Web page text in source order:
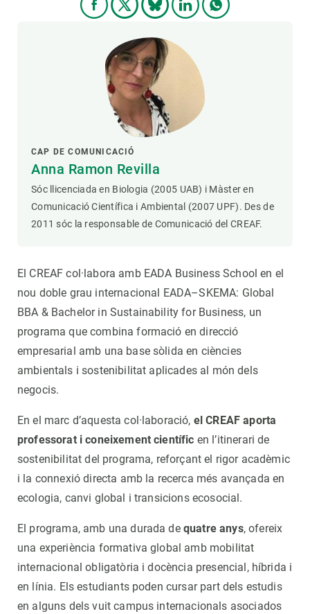
CAP DE COMUNICACIÓ
Anna Ramon Revilla
Sóc llicenciada en Biologia (2005 UAB) i Màster en
Comunicació Científica i Ambiental (2007 UPF). Des de
2011 sóc la responsable de Comunicació del CREAF.
El CREAF col·labora amb EADA Business School en el
nou doble grau internacional EADA–SKEMA: Global
BBA & Bachelor in Sustainability for Business, un
programa que combina formació en direcció
empresarial amb una base sòlida en ciències
ambientals i sostenibilitat aplicades al món dels
negocis.
En el marc d’aquesta col·laboració, el CREAF aporta
professorat i coneixement científic en l’itinerari de
sostenibilitat del programa, reforçant el rigor acadèmic
i la connexió directa amb la recerca més avançada en
ecologia, canvi global i transicions ecosocial.
El programa, amb una durada de quatre anys, ofereix
una experiència formativa global amb mobilitat
internacional obligatòria i docència presencial, híbrida i
en línia. Els estudiants poden cursar part dels estudis
en alguns dels vuit campus internacionals asociados